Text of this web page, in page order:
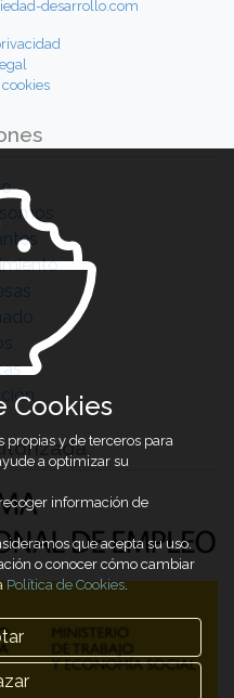
desarrollo.com
Cookies
propias y de terceros para
a optimizar su
información de
que acepta su uso.
o conocer cómo cambiar
Política de Cookies.